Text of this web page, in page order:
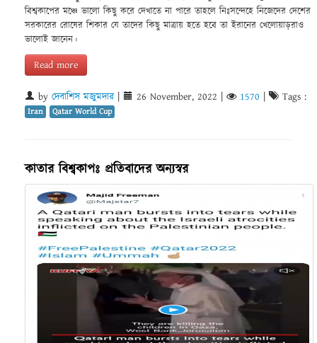
বিশ্বকাপের মঞ্চে ভালো কিছু করে দেখাতে না পারে তাহলে নিঃসন্দেহে নিজেদের দেশের
সরকারের রোষের শিকার যে তাদের কিছু মাত্রায় হতে হবে তা ইরানের খেলোয়াড়রাও
ভালোই জানেন।
Read more
by দেবাশিস মজুমদার| 26 November, 2022 | 1570 | Tags :
Iran Qatar World Cup
কাতার বিশ্বকাপঃ প্রতিবাদের অন্যস্বর